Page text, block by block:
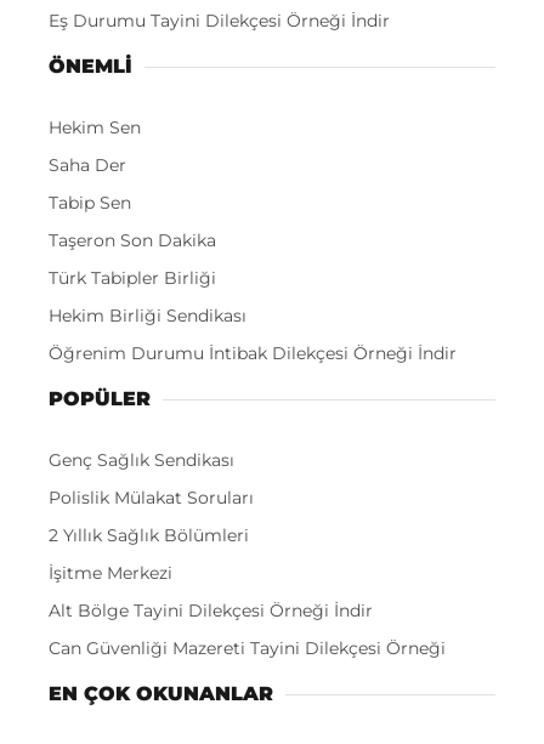
Eş Durumu Tayini Dilekçesi Örneği İndir
ÖNEMLI
Hekim Sen
Saha Der
Tabip Sen
Taşeron Son Dakika
Türk Tabipler Birliği
Hekim Birliği Sendikası
Öğrenim Durumu İntibak Dilekçesi Örneği İndir
POPÜLER
Genç Sağlık Sendikası
Polislik Mülakat Soruları
2 Yıllık Sağlık Bölümleri
İşitme Merkezi
Alt Bölge Tayini Dilekçesi Örneği İndir
Can Güvenliği Mazereti Tayini Dilekçesi Örneği
EN ÇOK OKUNANLAR